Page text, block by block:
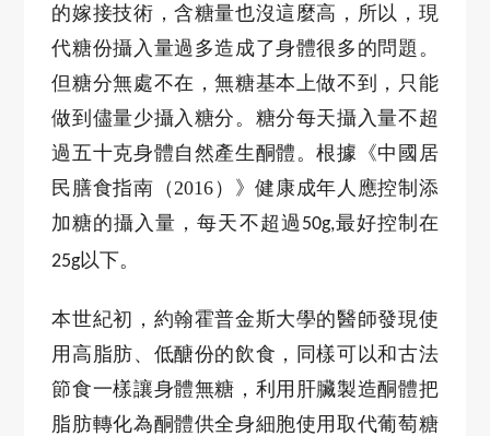
的嫁接技術，含糖量也沒這麼高，所以，現
代糖份攝入量過多造成了身體很多的問題。
但糖分無處不在，無糖基本上做不到，只能
做到儘量少攝入糖分。糖分每天攝入量不超
過五十克身體自然產生酮體。根據《中國居
民膳食指南（ 2016 ）》健康成年人應控制添
加糖的攝入量，每天不超過 50g,最好控制在
25g以下。
本世紀初，約翰霍普金斯大學的醫師發現使
用高脂肪、低醣份的飲食，同樣可以和古法
節食一樣讓身體無糖，利用肝臟製造酮體把
脂肪轉化為酮體供全身細胞使用取代葡萄糖